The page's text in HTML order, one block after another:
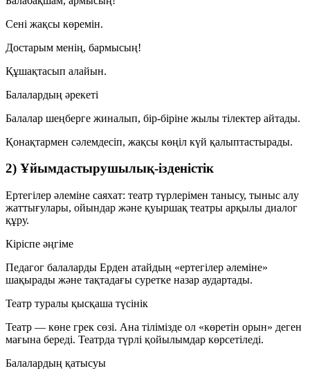
Сені жақсы көремін.
Достарым менің, бармысың!
Құшақтасып алайын.
Балалардың әрекеті
Балалар шеңберге жиналып, бір-біріне жылы тілектер айтады.
Қонақтармен сәлемдесіп, жақсы көңіл күй қалыптастырады.
2) Ұйымдастырушылық-ізденістік
Ертегілер әлеміне саяхат: театр түрлерімен танысу, тыныс алу
жаттығулары, ойындар және қуыршақ театры арқылы диалог
құру.
Кіріспе әңгіме
Педагог балаларды Ерден атайдың «ертегілер әлеміне»
шақырады және тақтадағы суретке назар аудартады.
Театр туралы қысқаша түсінік
Театр — көне грек сөзі. Ана тілімізде ол «көретін орын» деген
мағына береді. Театрда түрлі қойылымдар көрсетіледі.
Балалардың қатысуы